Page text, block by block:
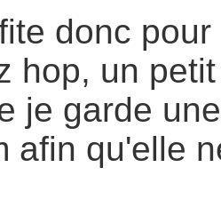
donc
hop, un
je garde
afin qu'elle